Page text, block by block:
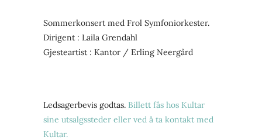
Sommerkonsert med Frol Symfoniorkester.
Dirigent : Laila Grendahl
Gjesteartist : Kantor / Erling Neergård
Ledsagerbevis godtas. Billett fås hos Kultar
sine utsalgssteder eller ved å ta kontakt med
Kultar.